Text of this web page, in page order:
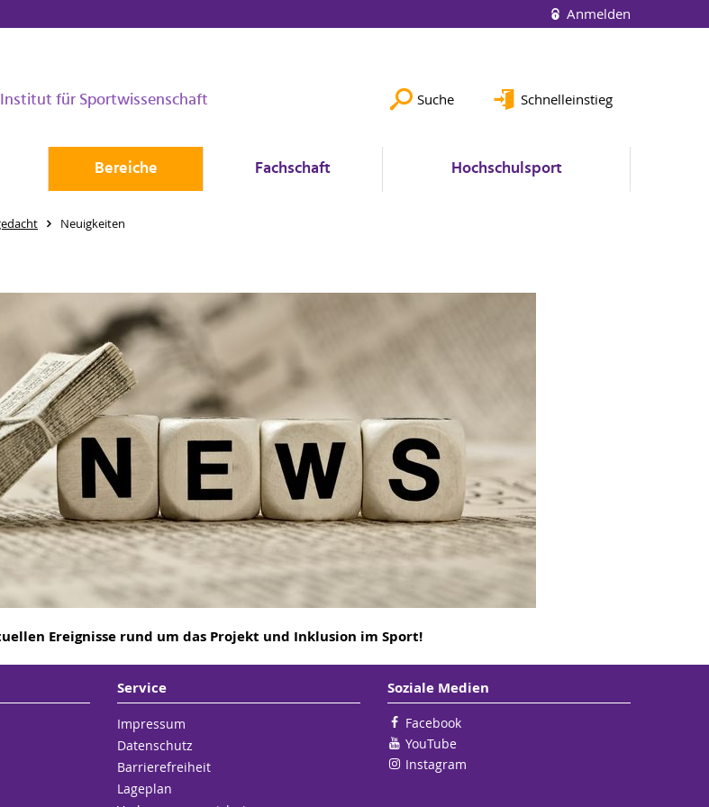
Anmelden
Institut für Sportwissenschaft Suche Schnelleinstieg
Bereiche Fachschaft Hochschulsport
Neuigkeiten
Ereignisse rund um das Projekt und Inklusion im Sport!
Service
Impressum
Datenschutz
Barrierefreiheit
Lageplan
Soziale Medien
Facebook
YouTube
Instagram